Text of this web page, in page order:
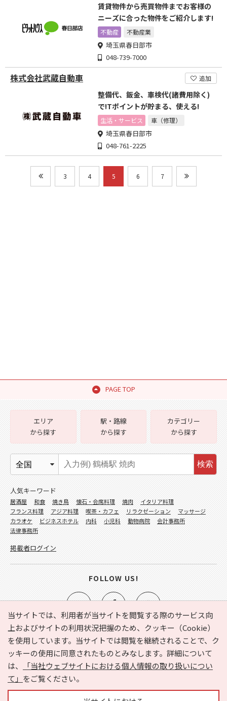
賃貸物件から売買物件までお客様の
ニーズに合った物件をご紹介します!
不動産 不動産業
埼玉県春日部市
048-739-7000
株式会社武蔵自動車 追加
整備代、鈑金、車検代(諸費用除く)
で!Tポイントが貯まる、使える!
生活・サービス 車（修理）
埼玉県春日部市
048-761-2225
3 4 5 6 7
PAGE TOP
当サイトでは、利用者が当サイトを閲覧する際のサービス向
上およびサイトの利用状況把握のため、クッキー（Cookie）
を使用しています。当サイトでは閲覧を継続されることで、ク
ッキーの使用に同意されたものとみなします。詳細について
は、
「当社ウェブサイトにおける個人情報の取り扱いについ
て」 をご覧ください。
e-NAVITA（イーナビタ）とは？ お気に入り
ヘルプ
利用規約
個人情報の取り扱いについて
運営会社
サイトマップ
広告掲載に関するお問い合わせ
エリア
から探す
駅・路線
から探す
カテゴリー
から探す
検索
人気キーワード
居酒屋 和食 焼き鳥 懐石・会席料理 焼肉
イタリア料理
フランス料理
アジア料理 喫茶・カフェ リラクゼーション
マッサージ
カラオケ
ビジネスホテル 内科 小児科 動物病院
会計事務所
法律事務所
掲載者ログイン
FOLLOW US!